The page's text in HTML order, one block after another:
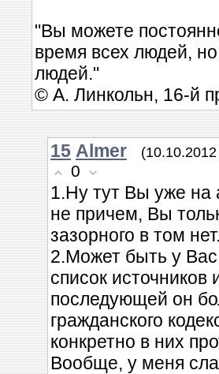
"Вы можете
время всех людей,
людей."
© А. Линкольн, 16-й
15 Almer
0
1.Ну тут Вы уже на
не причем, Вы
зазорного в том
2.Может быть у Вас
список
последующей он
гражданского
конкретно в них
Вообще, у меня